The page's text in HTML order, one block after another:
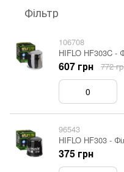
Фільтр
106708
HIFLO HF303C -
607 грн 772
96543
HIFLO HF303 -
375 грн